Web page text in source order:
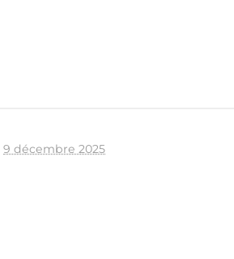
9 décembre 2025